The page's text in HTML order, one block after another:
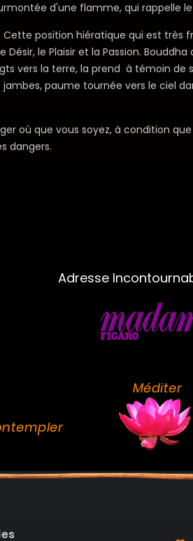
d'une flamme, qui rappelle
position hiératique qui est
le Plaisir et la Passion.
vers la terre, la prend à témoin
paume tournée vers le ciel
où que vous soyez, à condition
dangers.
Adresse
Méditer